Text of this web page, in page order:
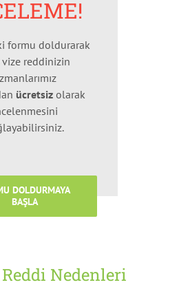
formu doldurarak
vize reddinizin
ücretsiz olarak
DOLDURMAYA
BAŞLA
Nedenleri